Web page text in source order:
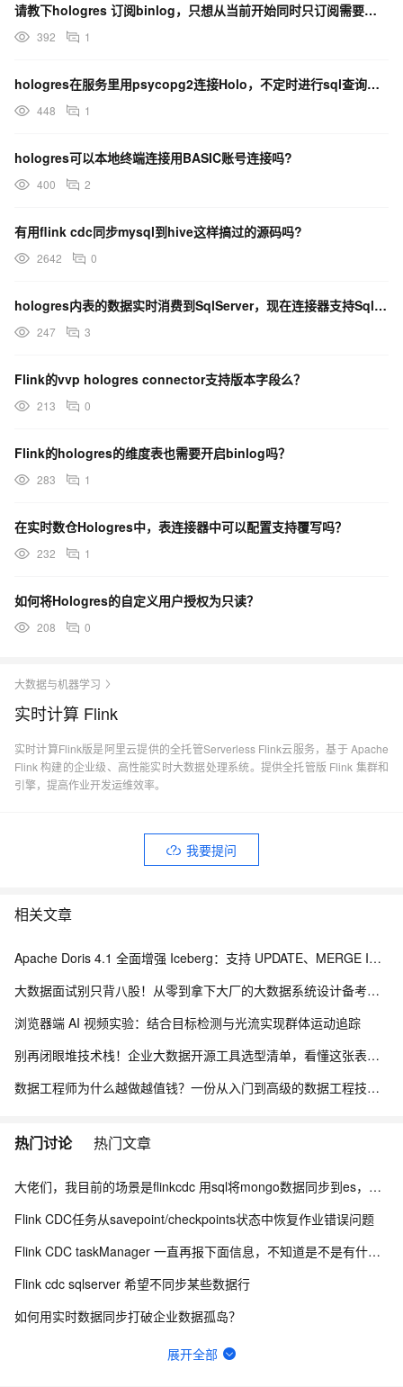
请教下hologres 订阅binlog，只想从当前开始同时只订阅需要的字段可以吗？是列存表
392 1
hologres在服务里用psycopg2连接Holo，不定时进行sql查询，跑一会连接就断开了?
448 1
hologres可以本地终端连接用BASIC账号连接吗?
400 2
有用flink cdc同步mysql到hive这样搞过的源码吗?
2642 0
hologres内表的数据实时消费到SqlServer，现在连接器支持SqlServer连接器了吗？
247 3
Flink的vvp hologres connector支持版本字段么？
213 0
Flink的hologres的维度表也需要开启binlog吗？
283 1
在实时数仓Hologres中，表连接器中可以配置支持覆写吗？
232 1
如何将Hologres的自定义用户授权为只读？
208 0
大数据与机器学习
实时计算 Flink
实时计算Flink版是阿里云提供的全托管Serverless Flink云服务，基于 Apache
Flink 构建的企业级、高性能实时大数据处理系统。提供全托管版 Flink 集群和
引擎，提高作业开发运维效率。
我要提问
相关文章
Apache Doris 4.1 全面增强 Iceberg：支持 UPDATE、MERGE INTO 与 Iceberg V3
大数据面试别只背八股！从零到拿下大厂的大数据系统设计备考路线
浏览器端 AI 视频实验：结合目标检测与光流实现群体运动追踪
别再闭眼堆技术栈！企业大数据开源工具选型清单，看懂这张表少走3年弯路
数据工程师为什么越做越值钱？一份从入门到高级的数据工程技能树、项目实战与简历升级指南
热门讨论 热门文章
大佬们，我目前的场景是flinkcdc 用sql将mongo数据同步到es，有人做过这样的场景吗？
Flink CDC任务从savepoint/checkpoints状态中恢复作业错误问题
Flink CDC taskManager 一直再报下面信息，不知道是不是有什么问题？
Flink cdc sqlserver 希望不同步某些数据行
如何用实时数据同步打破企业数据孤岛？
展开全部